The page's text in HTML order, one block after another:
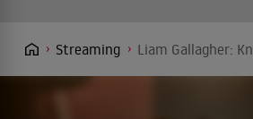
Streaming Liam Gallagher: